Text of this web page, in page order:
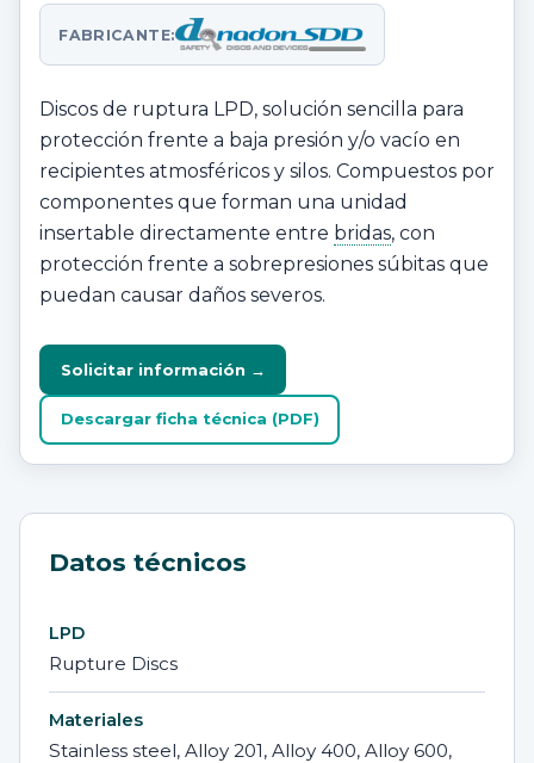
FABRICANTE:
Discos de ruptura LPD, solución sencilla para
protección frente a baja presión y/o vacío en
recipientes atmosféricos y silos. Compuestos por
componentes que forman una unidad
insertable directamente entre bridas, con
protección frente a sobrepresiones súbitas que
puedan causar daños severos.
Solicitar información →
Descargar ficha técnica (PDF)
Datos técnicos
LPD
Rupture Discs
Materiales
Stainless steel, Alloy 201, Alloy 400, Alloy 600,